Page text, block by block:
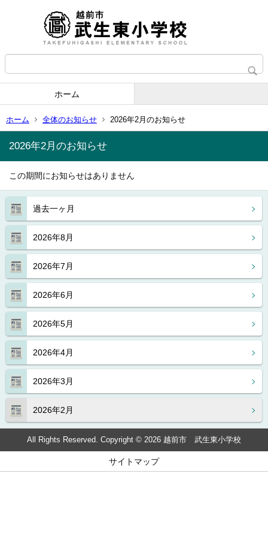
ホーム
ホーム 全体のお知らせ 2026年2月のお知らせ
過去一ヶ月
2026年8月
2026年7月
2026年6月
2026年5月
2026年4月
2026年3月
2026年2月
2026年2月のお知らせ
この期間にお知らせはありません
All Rights Reserved. Copyright © 2026 越前市 武生東小学校
サイトマップ